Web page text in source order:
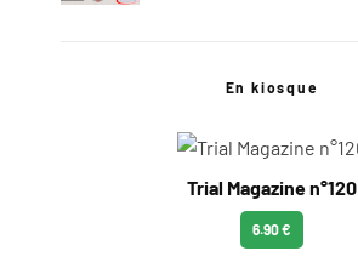
En kiosque
Trial Magazine n°120
6.90 €